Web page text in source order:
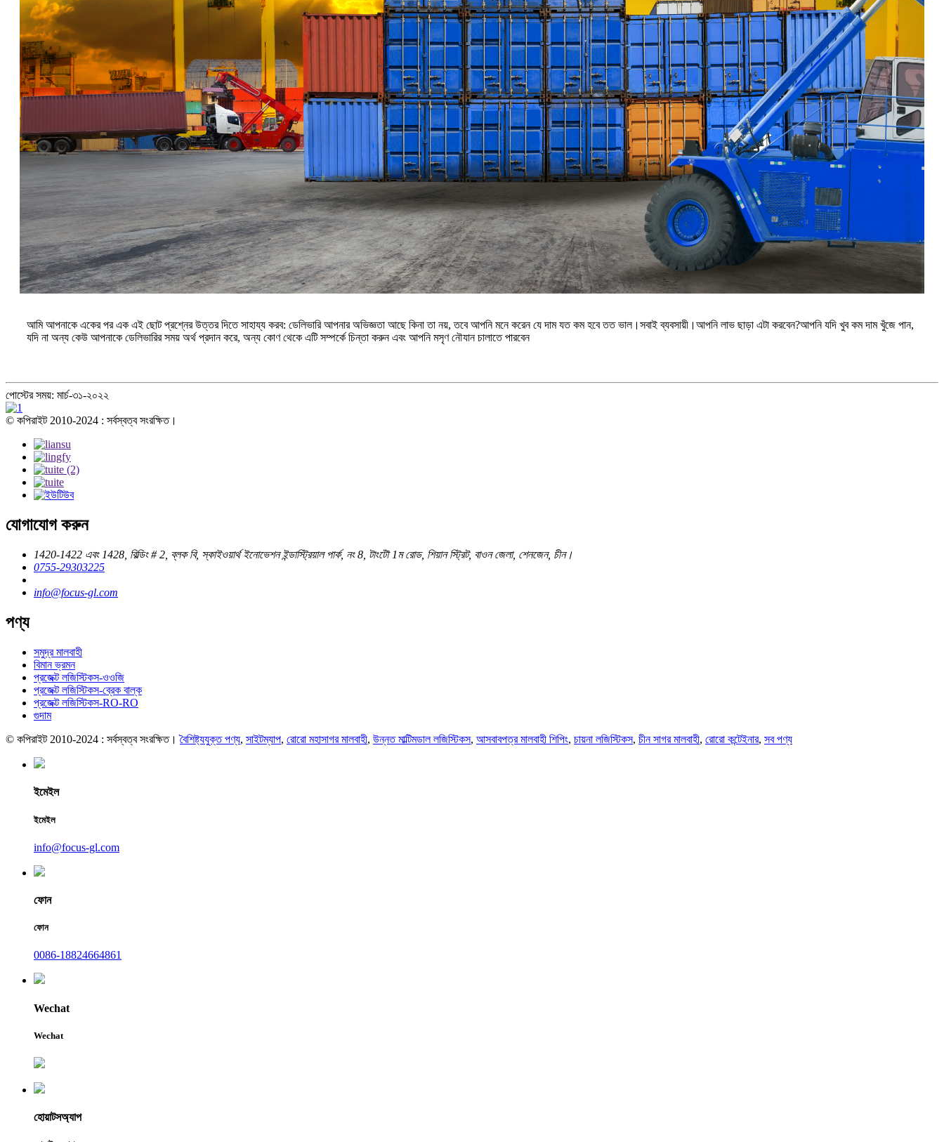
আমি আপনাকে একের পর এক এই ছোট প্রশ্নের উত্তর দিতে সাহায্য করব: ডেলিভারি আপনার অভিজ্ঞতা আছে কিনা তা নয়, তবে আপনি মনে করেন যে দাম যত কম হবে তত ভাল।সবাই ব্যবসায়ী।আপনি লাভ ছাড়া এটা করবেন?আপনি যদি খুব কম দাম খুঁজে পান,
যদি না অন্য কেউ আপনাকে ডেলিভারির সময় অর্থ প্রদান করে, অন্য কোণ থেকে এটি সম্পর্কে চিন্তা করুন এবং আপনি মসৃণ নৌযান চালাতে পারবেন
পোস্টের সময়: মার্চ-৩১-২০২২
© কপিরাইট 2010-2024 : সর্বস্বত্ব সংরক্ষিত।
যোগাযোগ করুন
1420-1422 এবং 1428, বিল্ডিং # 2, ব্লক বি, স্কাইওয়ার্থ ইনোভেশন ইন্ডাস্ট্রিয়াল পার্ক, নং 8, টাংটৌ 1ম রোড, শিয়ান স্ট্রিট, বাওন জেলা, শেনজেন, চীন।
0755-29303225
info@focus-gl.com
পণ্য
সমুদ্র মালবাহী
বিমান ভ্রমন
প্রজেক্ট লজিস্টিকস-ওওজি
প্রজেক্ট লজিস্টিকস-ব্রেক বাল্ক
প্রজেক্ট লজিস্টিকস-RO-RO
গুদাম
© কপিরাইট 2010-2024 : সর্বস্বত্ব সংরক্ষিত। বৈশিষ্ট্যযুক্ত পণ্য, সাইটম্যাপ, রোরো মহাসাগর মালবাহী, উন্নত মাল্টিমডাল লজিস্টিকস, আসবাবপত্র মালবাহী শিপিং, চায়না লজিস্টিকস, চীন সাগর মালবাহী, রোরো কন্টেইনার, সব পণ্য
ইমেইল
ইমেইল
info@focus-gl.com
ফোন
ফোন
0086-18824664861
Wechat
Wechat
হোয়াটসঅ্যাপ